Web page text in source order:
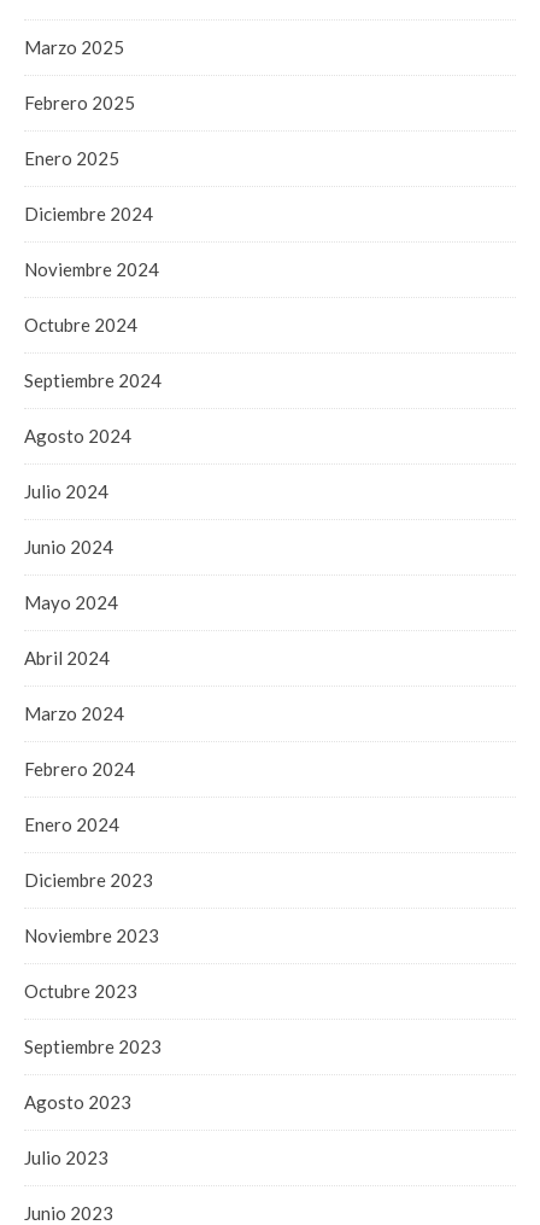
Marzo 2025
Febrero 2025
Enero 2025
Diciembre 2024
Noviembre 2024
Octubre 2024
Septiembre 2024
Agosto 2024
Julio 2024
Junio 2024
Mayo 2024
Abril 2024
Marzo 2024
Febrero 2024
Enero 2024
Diciembre 2023
Noviembre 2023
Octubre 2023
Septiembre 2023
Agosto 2023
Julio 2023
Junio 2023